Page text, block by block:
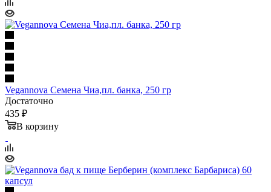
Vegannova Семена Чиа,пл. банка, 250 гр
Достаточно
435 ₽
В корзину